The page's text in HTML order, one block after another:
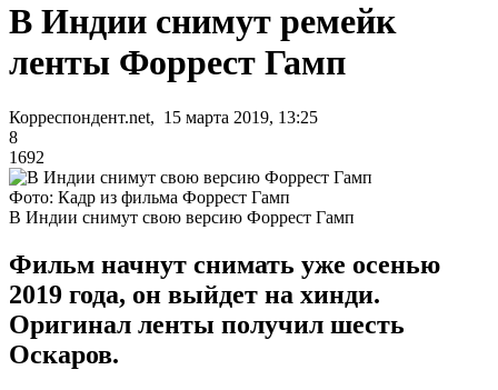
В Индии снимут ремейк
ленты Форрест Гамп
Корреспондент.net, 15 марта 2019, 13:25
8
1692
Фото: Кадр из фильма Форрест Гамп
В Индии снимут свою версию Форрест Гамп
Фильм начнут снимать уже осенью
2019 года, он выйдет на хинди.
Оригинал ленты получил шесть
Оскаров.